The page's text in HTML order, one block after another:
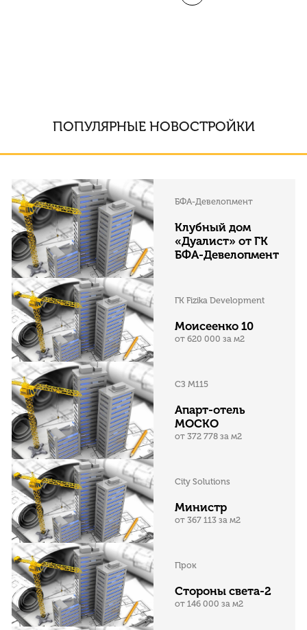
ПОПУЛЯРНЫЕ НОВОСТРОЙКИ
БФА-Девелопмент
Клубный дом
«Дуалист» от ГК
БФА-Девелопмент
ГК Fizika Development
Моисеенко 10
от 620 000 за м2
СЗ М115
Апарт-отель
МОСКО
от 372 778 за м2
City Solutions
Министр
от 367 113 за м2
Прок
Стороны света-2
от 146 000 за м2